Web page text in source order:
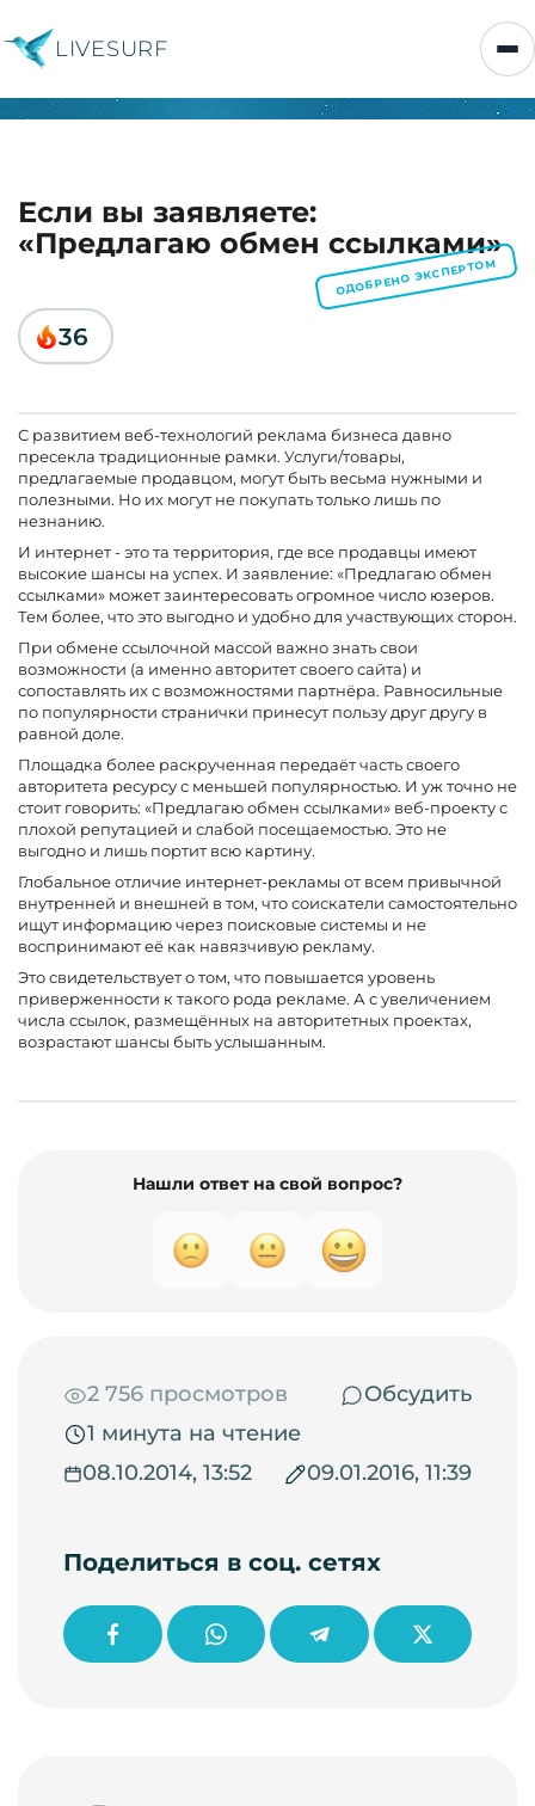
LIVESURF
Если вы заявляете:
«Предлагаю обмен ссылками»
ОДОБРЕНО ЭКСПЕРТОМ
36
С развитием веб-технологий реклама бизнеса давно
пресекла традиционные рамки. Услуги/товары,
предлагаемые продавцом, могут быть весьма нужными и
полезными. Но их могут не покупать только лишь по
незнанию.
И интернет - это та территория, где все продавцы имеют
высокие шансы на успех. И заявление: «Предлагаю обмен
ссылками» может заинтересовать огромное число юзеров.
Тем более, что это выгодно и удобно для участвующих сторон.
При обмене ссылочной массой важно знать свои
возможности (а именно авторитет своего сайта) и
сопоставлять их с возможностями партнёра. Равносильные
по популярности странички принесут пользу друг другу в
равной доле.
Площадка более раскрученная передаёт часть своего
авторитета ресурсу с меньшей популярностью. И уж точно не
стоит говорить: «Предлагаю обмен ссылками» веб-проекту с
плохой репутацией и слабой посещаемостью. Это не
выгодно и лишь портит всю картину.
Глобальное отличие интернет-рекламы от всем привычной
внутренней и внешней в том, что соискатели самостоятельно
ищут информацию через поисковые системы и не
воспринимают её как навязчивую рекламу.
Это свидетельствует о том, что повышается уровень
приверженности к такого рода рекламе. А с увеличением
числа ссылок, размещённых на авторитетных проектах,
возрастают шансы быть услышанным.
Нашли ответ на свой вопрос?
2 756 просмотров
Обсудить
1 минута на чтение
08.10.2014, 13:52
09.01.2016, 11:39
Поделиться в соц. сетях